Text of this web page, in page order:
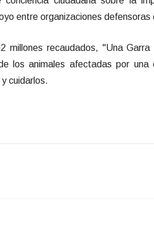
entre organizaciones
millones recaudados, "Una
los animales afectadas por
cuidarlos.